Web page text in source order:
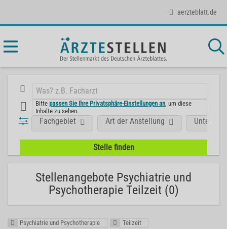
aerzteblatt.de
Bittepassen Sie Ihre Privatsphäre-Einstellungen an , um diese
Inhalte zu sehen.
Fachgebiet Art der Anstellung
Stellenangebote Psychiatrie und
Psychotherapie Teilzeit (0)
Psychiatrie und Psychotherapie
Teilzeit